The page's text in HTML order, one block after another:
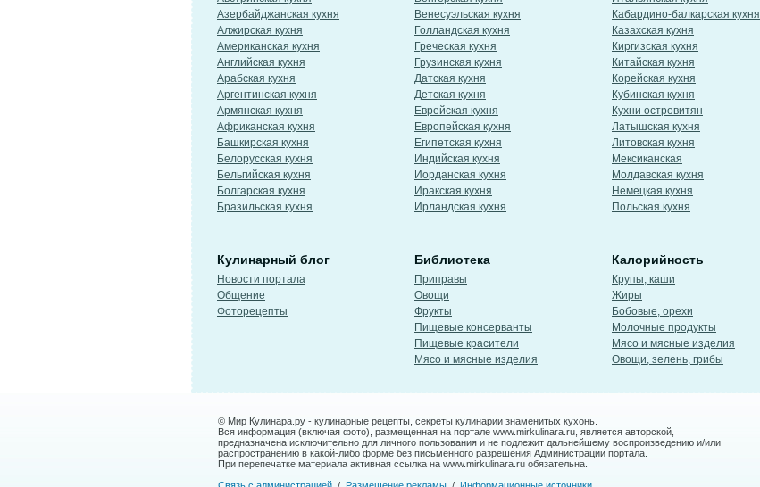
Азербайджанская кухня
Алжирская кухня
Американская кухня
Английская кухня
Арабская кухня
Аргентинская кухня
Армянская кухня
Африканская кухня
Башкирская кухня
Белорусская кухня
Бельгийская кухня
Болгарская кухня
Бразильская кухня
Венесуэльская кухня
Голландская кухня
Греческая кухня
Грузинская кухня
Датская кухня
Детская кухня
Еврейская кухня
Европейская кухня
Египетская кухня
Индийская кухня
Иорданская кухня
Иракская кухня
Ирландская кухня
Кабардино-балкарская кухня
Казахская кухня
Киргизская кухня
Китайская кухня
Корейская кухня
Кубинская кухня
Кухни островитян
Латышская кухня
Литовская кухня
Мексиканская
Молдавская кухня
Немецкая кухня
Польская кухня
Кулинарный блог
Новости портала
Общение
Фоторецепты
Библиотека
Приправы
Овощи
Фрукты
Пищевые консерванты
Пищевые красители
Мясо и мясные изделия
Калорийность
Крупы, каши
Жиры
Бобовые, орехи
Молочные продукты
Мясо и мясные изделия
Овощи, зелень, грибы
© Мир Кулинара.ру - кулинарные рецепты, секреты кулинарии знаменитых кухонь.
Вся информация (включая фото), размещенная на портале www.mirkulinara.ru, является авторской,
предназначена исключительно для личного пользования и не подлежит дальнейшему воспроизведению и/или
распространению в какой-либо форме без письменного разрешения Администрации портала.
При перепечатке материала активная ссылка на www.mirkulinara.ru обязательна.